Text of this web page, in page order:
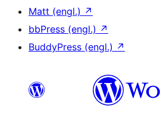
Matt (engl.) ↗
bbPress (engl.) ↗
BuddyPress (engl.) ↗